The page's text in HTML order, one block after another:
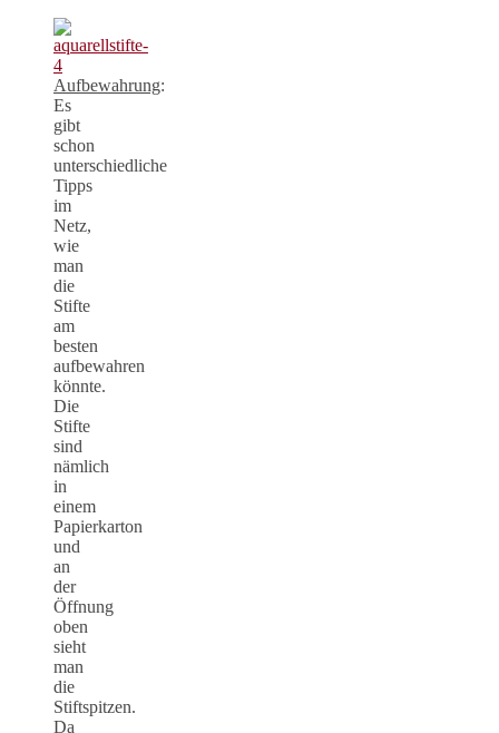
Aufbewahrung:
Es
gibt
schon
unterschiedliche
Tipps
im
Netz,
wie
man
die
Stifte
am
besten
aufbewahren
könnte.
Die
Stifte
sind
nämlich
in
einem
Papierkarton
und
an
der
Öffnung
oben
sieht
man
die
Stiftspitzen.
Da